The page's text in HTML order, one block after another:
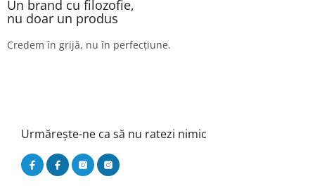
Un brand cu filozofie,
nu doar un produs
Credem în grijă, nu în perfecțiune.
Urmărește-ne ca să nu ratezi nimic